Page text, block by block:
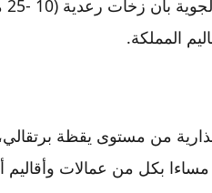
المملكة.
من مستوى يقظة
مساءا بكل من عمالات وأقاليم